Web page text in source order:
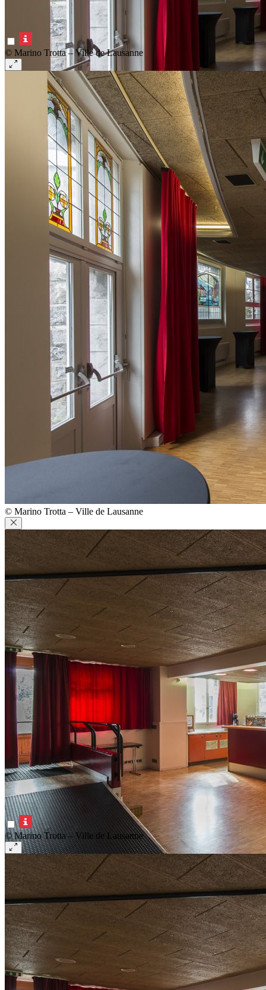
© Marino Trotta – Ville de Lausanne
© Marino Trotta – Ville de Lausanne
© Marino Trotta – Ville de Lausanne